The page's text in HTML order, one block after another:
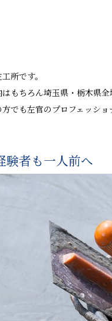
所です。
もちろん埼玉県・栃木県
でも左官のプロフェッシ
験者も一人前へ